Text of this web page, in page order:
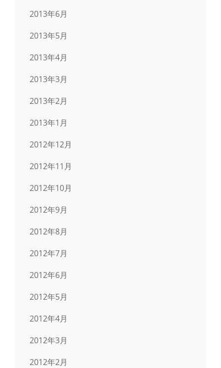
2013年6月
2013年5月
2013年4月
2013年3月
2013年2月
2013年1月
2012年12月
2012年11月
2012年10月
2012年9月
2012年8月
2012年7月
2012年6月
2012年5月
2012年4月
2012年3月
2012年2月